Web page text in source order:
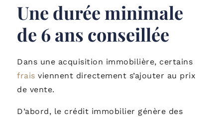
Une durée minimale
de 6 ans conseillée
Dans une acquisition immobilière, certains
frais viennent directement s’ajouter au prix
de vente.
D’abord, le crédit immobilier génère des